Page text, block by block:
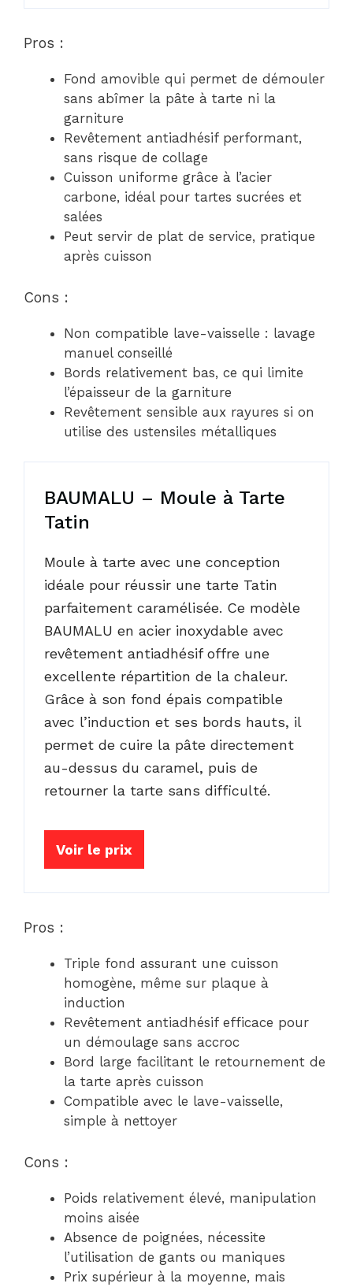
Pros :
Fond amovible qui permet de démouler
sans abîmer la pâte à tarte ni la
garniture
Revêtement antiadhésif performant,
sans risque de collage
Cuisson uniforme grâce à l’acier
carbone, idéal pour tartes sucrées et
salées
Peut servir de plat de service, pratique
après cuisson
Cons :
Non compatible lave-vaisselle : lavage
manuel conseillé
Bords relativement bas, ce qui limite
l’épaisseur de la garniture
Revêtement sensible aux rayures si on
utilise des ustensiles métalliques
BAUMALU – Moule à Tarte
Tatin
Moule à tarte avec une conception
idéale pour réussir une tarte Tatin
parfaitement caramélisée. Ce modèle
BAUMALU en acier inoxydable avec
revêtement antiadhésif offre une
excellente répartition de la chaleur.
Grâce à son fond épais compatible
avec l’induction et ses bords hauts, il
permet de cuire la pâte directement
au-dessus du caramel, puis de
retourner la tarte sans difficulté.
Voir le prix
Pros :
Triple fond assurant une cuisson
homogène, même sur plaque à
induction
Revêtement antiadhésif efficace pour
un démoulage sans accroc
Bord large facilitant le retournement de
la tarte après cuisson
Compatible avec le lave-vaisselle,
simple à nettoyer
Cons :
Poids relativement élevé, manipulation
moins aisée
Absence de poignées, nécessite
l’utilisation de gants ou maniques
Prix supérieur à la moyenne, mais